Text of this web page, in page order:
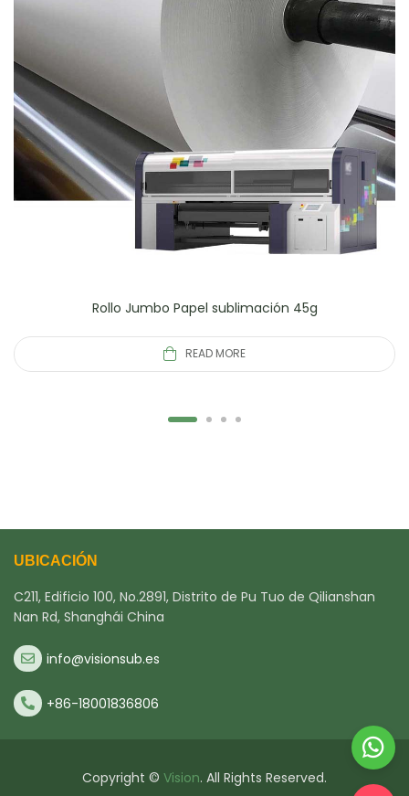
Rollo Jumbo Papel sublimación 45g
READ MORE
UBICACIÓN
C211, Edificio 100, No.2891, Distrito de Pu Tuo de Qilianshan
Nan Rd, Shanghái China
info@visionsub.es
+86-18001836806
Copyright © Vision. All Rights Reserved.